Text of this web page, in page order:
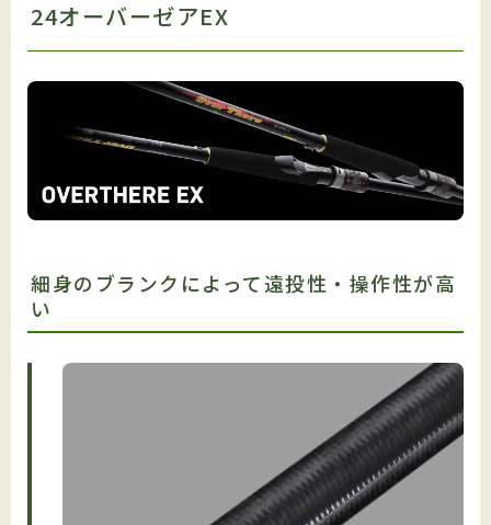
24オーバーゼアEX
細身のブランクによって遠投性・操作性が高
い